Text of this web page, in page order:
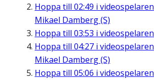
Hoppa till 02:49 i videospelaren
Mikael Damberg (S)
Hoppa till 03:53 i videospelaren
Hoppa till 04:27 i videospelaren
Mikael Damberg (S)
Hoppa till 05:06 i videospelaren